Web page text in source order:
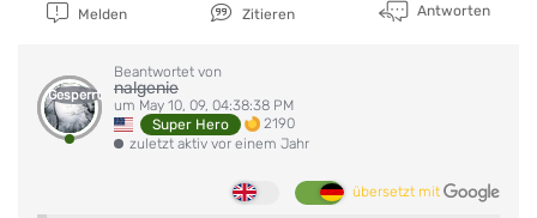
Melden Zitieren Antworten
Gesperrt
Beantwortet von
nalgenie
um May 10, 09, 04:38:38 PM
Super Hero
2190
zuletzt aktiv vor einem Jahr
übersetzt mit